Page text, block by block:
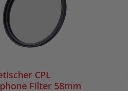
CPL
Filter 58mm